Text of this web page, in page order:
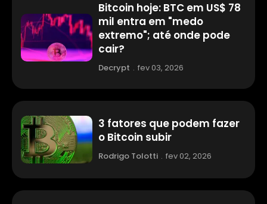
Bitcoin hoje: BTC em US$ 78
mil entra em "medo
extremo"; até onde pode
cair?
Decrypt . fev 03, 2026
3 fatores que podem fazer
o Bitcoin subir
Rodrigo Tolotti . fev 02, 2026